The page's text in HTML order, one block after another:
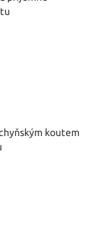
koutem